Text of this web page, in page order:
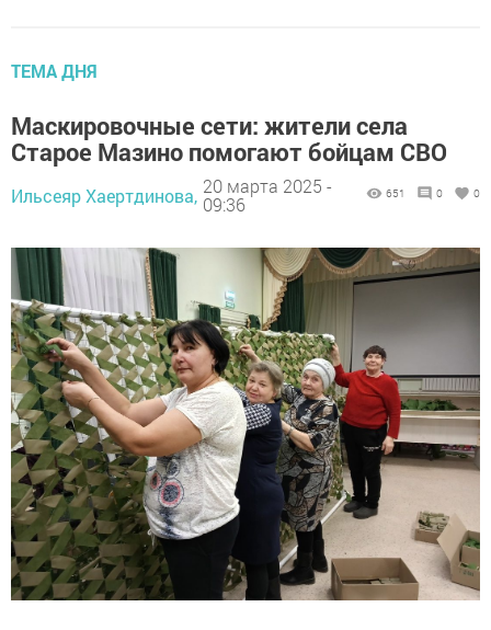
ТЕМА ДНЯ
Маскировочные сети: жители села
Старое Мазино помогают бойцам СВО
Ильсеяр Хаертдинова, 20 марта 2025 -
09:36
651 0 0